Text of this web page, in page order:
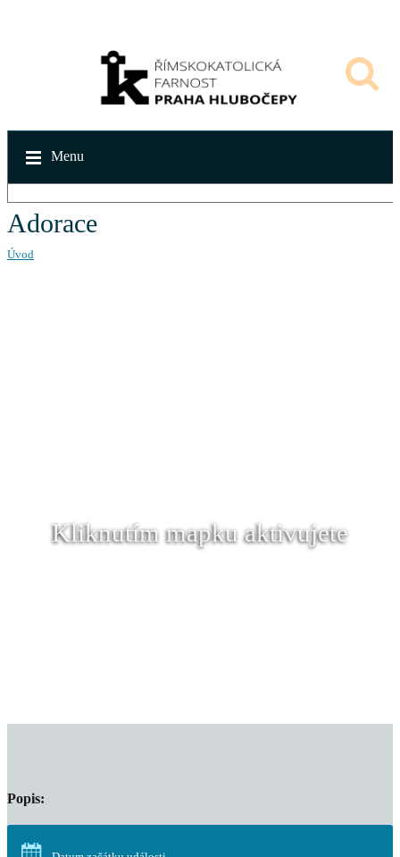
Menu
Adorace
Úvod
Kliknutím mapku aktivujete
Popis: